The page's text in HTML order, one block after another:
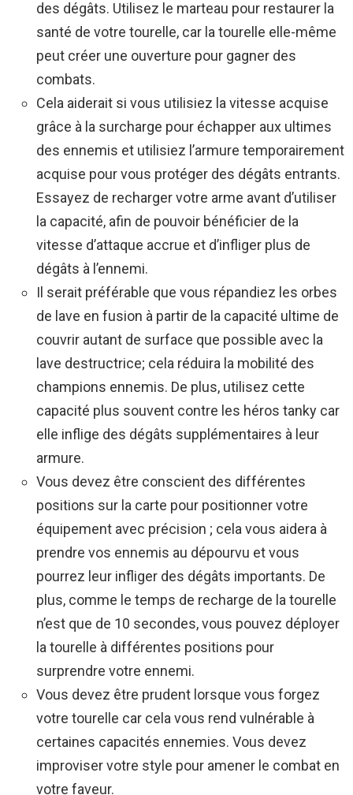
des dégâts. Utilisez le marteau pour restaurer la
santé de votre tourelle, car la tourelle elle-même
peut créer une ouverture pour gagner des
combats.
Cela aiderait si vous utilisiez la vitesse acquise
grâce à la surcharge pour échapper aux ultimes
des ennemis et utilisiez l’armure temporairement
acquise pour vous protéger des dégâts entrants.
Essayez de recharger votre arme avant d’utiliser
la capacité, afin de pouvoir bénéficier de la
vitesse d’attaque accrue et d’infliger plus de
dégâts à l’ennemi.
Il serait préférable que vous répandiez les orbes
de lave en fusion à partir de la capacité ultime de
couvrir autant de surface que possible avec la
lave destructrice; cela réduira la mobilité des
champions ennemis. De plus, utilisez cette
capacité plus souvent contre les héros tanky car
elle inflige des dégâts supplémentaires à leur
armure.
Vous devez être conscient des différentes
positions sur la carte pour positionner votre
équipement avec précision ; cela vous aidera à
prendre vos ennemis au dépourvu et vous
pourrez leur infliger des dégâts importants. De
plus, comme le temps de recharge de la tourelle
n’est que de 10 secondes, vous pouvez déployer
la tourelle à différentes positions pour
surprendre votre ennemi.
Vous devez être prudent lorsque vous forgez
votre tourelle car cela vous rend vulnérable à
certaines capacités ennemies. Vous devez
improviser votre style pour amener le combat en
votre faveur.